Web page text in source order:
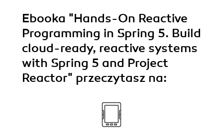
Ebooka "Hands-On Reactive
Programming in Spring 5. Build
cloud-ready, reactive systems
with Spring 5 and Project
Reactor" przeczytasz na: